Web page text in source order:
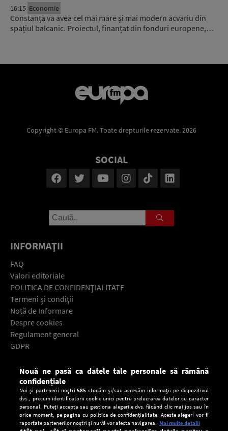
16:15 Economie
Constanța va avea cel mai mare și mai modern acvariu din
spațiul balcanic. Proiectul, finanțat din fonduri europene,…
Copyright © Europa FM. Toate drepturile rezervate. 2026
SOCIAL
INFORMAŢII
FAQ
Valori editoriale
POLITICA DE CONFIDENŢIALITATE
Termeni şi condiţii
Notă de Informare
Despre cookies
Regulament general
GDPR
Descarcă gratuit aplicaţia Europa FM pentru smartphone:
Nouă ne pasă ca datele tale personale să rămână
confidențiale
Noi și partenerii noștri585 stocăm și/sau accesăm informații pe dispozitivul
dvs., precum identificatorii cookie unici pentru prelucrarea datelor cu caracter
personal. Puteți accepta sau gestiona alegerile dvs. făcând clic mai jos sau în
orice moment, pe pagina cu politica de confidențialitate. Aceste alegeri vor fi
raportate partenerilor noștri și nu vă vor afecta navigarea. Mai multe detalii